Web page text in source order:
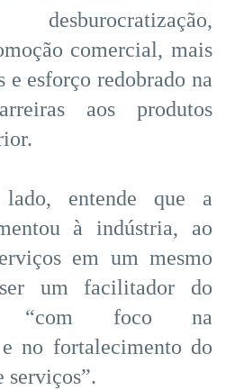
comercial, mais
e esforço redobrado na
aos produtos
entende que a
à indústria, ao
em um mesmo
um facilitador do
“com foco na
no fortalecimento do
serviços”.